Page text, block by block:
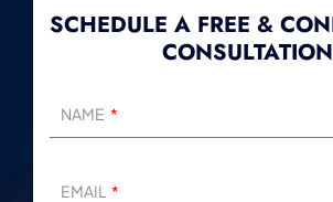
SCHEDULE A FREE &
CONSULTATION
NAME
EMAIL